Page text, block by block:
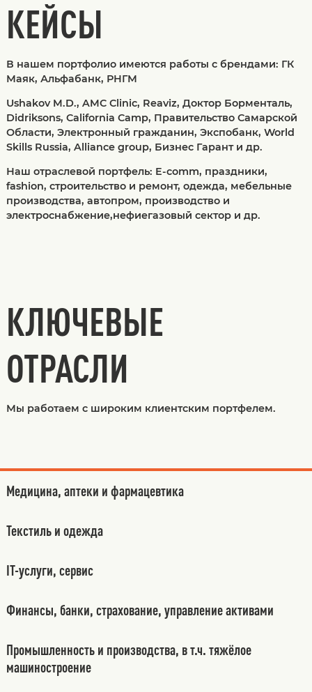
КЕЙСЫ
В нашем портфолио имеются работы с брендами: ГК
Маяк, Альфабанк, РНГМ
Ushakov M.D., AMC Clinic, Reaviz, Доктор Борменталь,
Didriksons, California Сamp, Правительство Самарской
Области, Электронный гражданин, Экспобанк, World
Skills Russia, Alliance group, Бизнес Гарант и др.
Наш отраслевой портфель: E-comm, праздники,
fashion, строительство и ремонт, одежда, мебельные
производства, автопром, производство и
электроснабжение,нефиегазовый сектор и др.
КЛЮЧЕВЫЕ
ОТРАСЛИ
Мы работаем с широким клиентским портфелем.
Медицина, аптеки и фармацевтика
Текстиль и одежда
IT-услуги, сервис
Финансы, банки, страхование, управление активами
Промышленность и производства, в т.ч. тяжёлое
машиностроение